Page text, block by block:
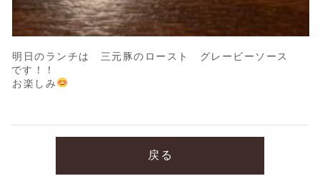
明日のランチは 三元豚のロースト グレービーソース
です！！
お楽しみ
戻る